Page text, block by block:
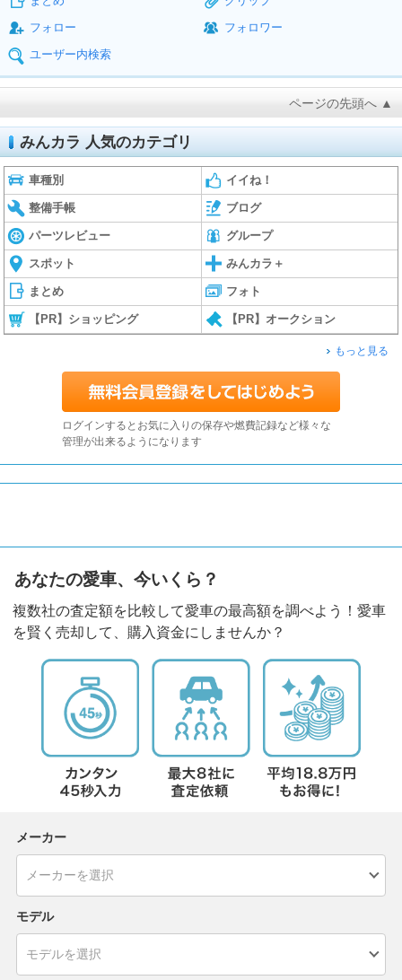
フォロー
フォロワー
ユーザー内検索
ページの先頭へ ▲
みんカラ 人気のカテゴリ
車種別 イイね！
整備手帳 ブログ
パーツレビュー グループ
スポット みんカラ＋
まとめ フォト
【PR】ショッピング 【PR】オークション
もっと見る
ログインするとお気に入りの保存や燃費記録など様々な
管理が出来るようになります
あなたの愛車、今いくら？
複数社の査定額を比較して愛車の最高額を調べよう！愛車
を賢く売却して、購入資金にしませんか？
メーカー
モデル